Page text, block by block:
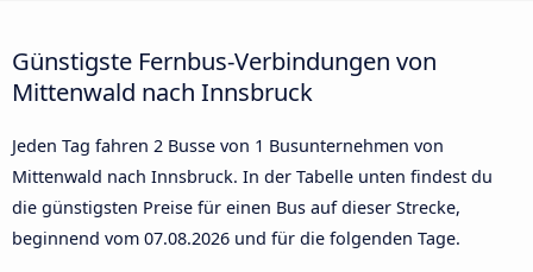
Günstigste Fernbus-Verbindungen von
Mittenwald nach Innsbruck
Jeden Tag fahren 2 Busse von 1 Busunternehmen von
Mittenwald nach Innsbruck. In der Tabelle unten findest du
die günstigsten Preise für einen Bus auf dieser Strecke,
beginnend vom 07.08.2026 und für die folgenden Tage.